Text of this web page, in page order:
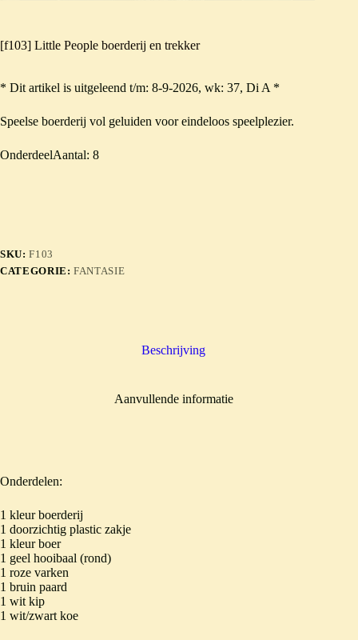
[f103] Little People boerderij en trekker
* Dit artikel is uitgeleend t/m: 8-9-2026, wk: 37, Di A *
Speelse boerderij vol geluiden voor eindeloos speelplezier.
OnderdeelAantal: 8
SKU:F103
CATEGORIE:FANTASIE
Beschrijving
Aanvullende informatie
Onderdelen:
1 kleur boerderij
1 doorzichtig plastic zakje
1 kleur boer
1 geel hooibaal (rond)
1 roze varken
1 bruin paard
1 wit kip
1 wit/zwart koe